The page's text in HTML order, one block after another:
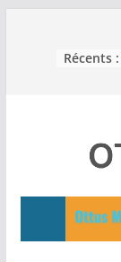
Récents :